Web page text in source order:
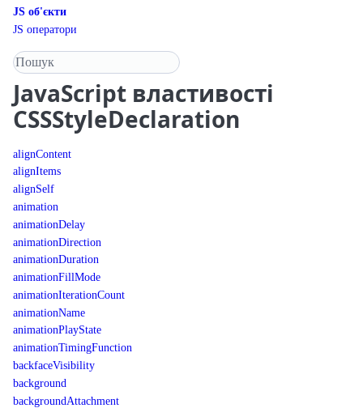
JS об'єкти
JS оператори
Пошук у довіднику
JavaScript властивості
CSSStyleDeclaration
alignContent
alignItems
alignSelf
animation
animationDelay
animationDirection
animationDuration
animationFillMode
animationIterationCount
animationName
animationPlayState
animationTimingFunction
backfaceVisibility
background
backgroundAttachment